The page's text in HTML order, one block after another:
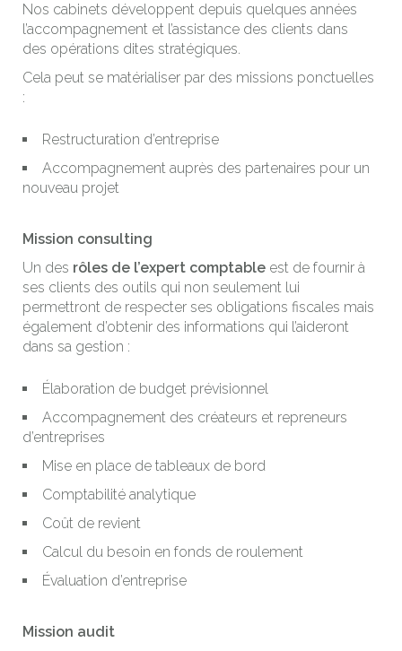
Nos cabinets développent depuis quelques années
l’accompagnement et l’assistance des clients dans
des opérations dites stratégiques.
Cela peut se matérialiser par des missions ponctuelles
:
Restructuration d’entreprise
Accompagnement auprès des partenaires pour un
nouveau projet
Mission consulting
Un des rôles de l’expert comptable est de fournir à
ses clients des outils qui non seulement lui
permettront de respecter ses obligations fiscales mais
également d’obtenir des informations qui l’aideront
dans sa gestion :
Élaboration de budget prévisionnel
Accompagnement des créateurs et repreneurs
d’entreprises
Mise en place de tableaux de bord
Comptabilité analytique
Coût de revient
Calcul du besoin en fonds de roulement
Évaluation d’entreprise
Mission audit